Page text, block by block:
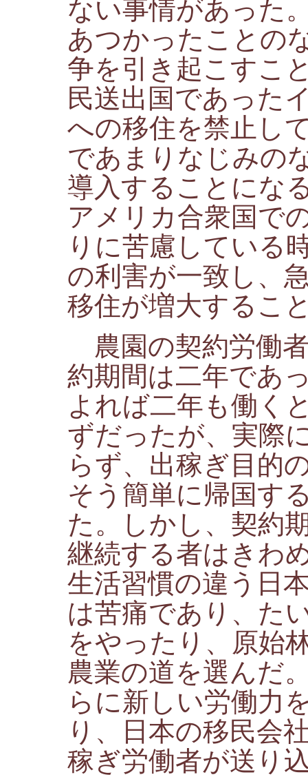
ない事情があった
あつかったことの
争を引き起こすこ
民送出国であった
への移住を禁止し
であまりなじみの
導入することにな
アメリカ合衆国で
りに苦慮している
の利害が一致し、
移住が増大するこ
農園の契約労働
約期間は二年であ
よれば二年も働く
ずだったが、実際
らず、出稼ぎ目的
そう簡単に帰国す
た。しかし、契約
継続する者はきわ
生活習慣の違う日
は苦痛であり、た
をやったり、原始
農業の道を選んだ
らに新しい労働力
り、日本の移民会
稼ぎ労働者が送り